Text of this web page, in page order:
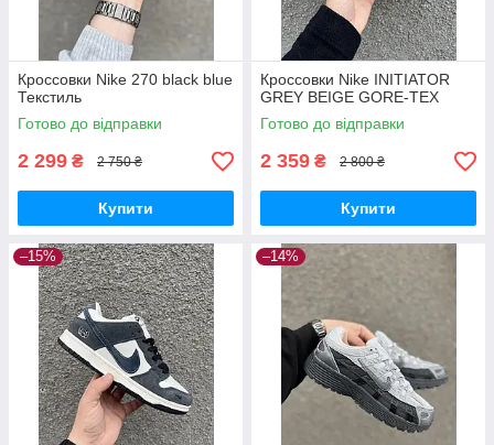
Кроссовки Nike 270 black blue
Текстиль
Готово до відправки
2 299 ₴ 2 750 ₴
Купити
Кроссовки Nike INITIATOR
GREY BEIGE GORE-TEX
Готово до відправки
2 359 ₴ 2 800 ₴
Купити
–15% –14%